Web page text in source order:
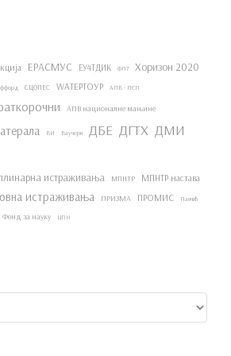
ЕРАСМУС ЕУ4ТДИК ФП7 Хоризон 2020
СЦОПЕС WАТЕРТОУР АПВ - ПСП
АПВ националне мањине
ВИ Ваучери ДБЕ ДГТХ ДМИ
истраживања МПНТР
МПНТР настава
истраживања ПРИЗМА ПРОМИС Панчић
Фонд за науку ЦПН